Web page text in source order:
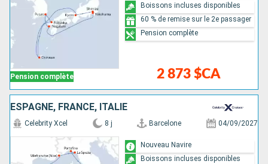
Pension complète 2 873 $CA
Boissons incluses disponibles
60 % de remise sur le 2e passager
Pension complète
ESPAGNE, FRANCE, ITALIE
Celebrity Xcel 8 j Barcelone 04/09/2027
Nouveau Navire
Boissons incluses disponibles